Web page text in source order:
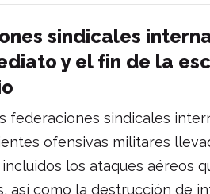
sindicales
y el fin de la
federaciones sindicales
ofensivas militares
los ataques aéreos
así como la destrucción de